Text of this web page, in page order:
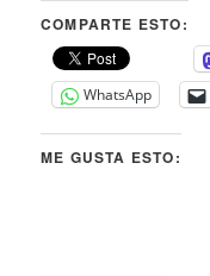
COMPARTE ESTO:
WhatsApp
ME GUSTA ESTO: